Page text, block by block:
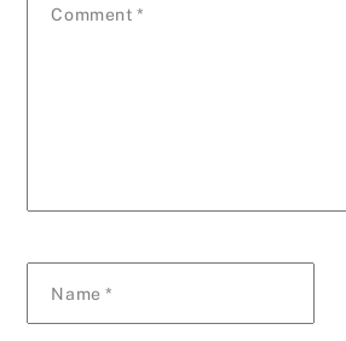
Comment *
Name*